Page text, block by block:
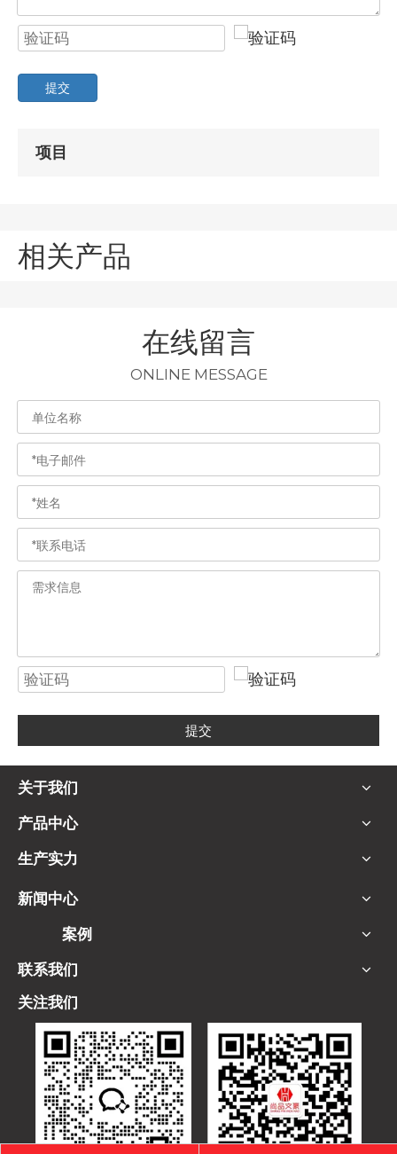
提交
项目
相关产品
在线留言
ONLINE MESSAGE
提交
关于我们
产品中心
生产实力
新闻中心
案例
联系我们
关注我们